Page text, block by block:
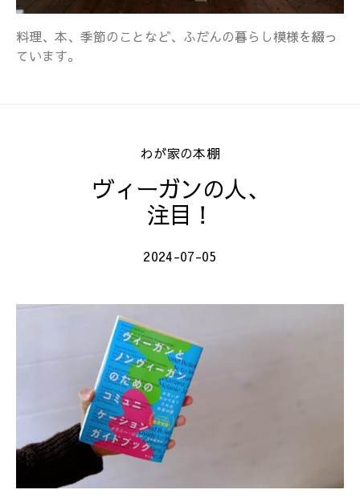
料理、本、季節のことなど、ふだんの暮らし模様を綴っ
ています。
わが家の本棚
ヴィーガンの人、
注目！
2024-07-05